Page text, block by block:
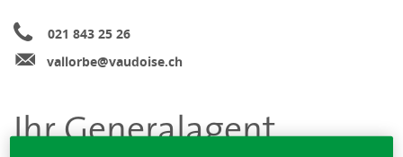
021 843 25 26
vallorbe@vaudoise.ch
Ihr Generalagent